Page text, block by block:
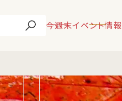
今週末イベント情報